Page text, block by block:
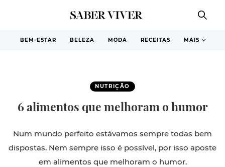
BEM-ESTAR BELEZA MODA RECEITAS MAIS
NUTRIÇÃO
6 alimentos que melhoram o humor
Num mundo perfeito estávamos sempre todas bem
dispostas. Nem sempre isso é possível, por isso aposte
em alimentos que melhoram o humor.